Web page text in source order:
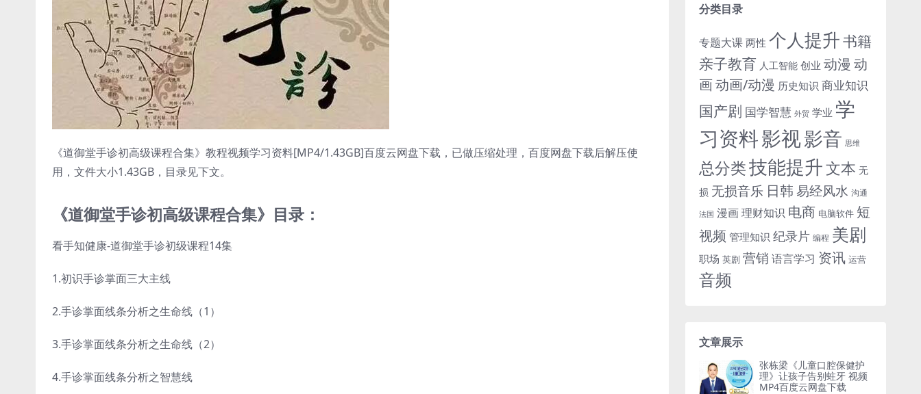
《道御堂手诊初高级课程合集》教程视频学习资料[MP4/1.43GB]百度云网盘下载，已做压缩处理，百度网盘下载后解压使
用，文件大小1.43GB，目录见下文。
《道御堂手诊初高级课程合集》目录：
看手知健康-道御堂手诊初级课程14集
1.初识手诊掌面三大主线
2.手诊掌面线条分析之生命线（1）
3.手诊掌面线条分析之生命线（2）
4.手诊掌面线条分析之智慧线
分类目录
专题大课 两性 个人提升书籍
亲子教育 人工智能 创业 动漫 动
画动画/动漫 历史知识 商业知识
国产剧 国学智慧 外贸 学业 学
习资料影视影音 思维
总分类技能提升文本 无
损 无损音乐 日韩 易经风水 沟通
法国 漫画理财知识 电商 电脑软件 短
视频 管理知识 纪录片 编程 美剧
职场 英剧 营销 语言学习 资讯 运营
音频
文章展示
张栋梁《儿童口腔保健护
理》让孩子告别蛀牙 视频
MP4百度云网盘下载